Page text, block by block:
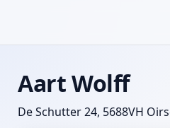
Aart Wolff
De Schutter 24, 5688VH